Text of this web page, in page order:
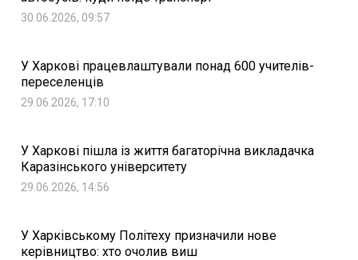
30.06.2026, 09:57
У Харкові працевлаштували понад 600 учителів-
переселенців
29.06.2026, 17:10
У Харкові пішла із життя багаторічна викладачка
Каразінського університету
29.06.2026, 14:56
У Харківському Політеху призначили нове
керівництво: хто очолив виш